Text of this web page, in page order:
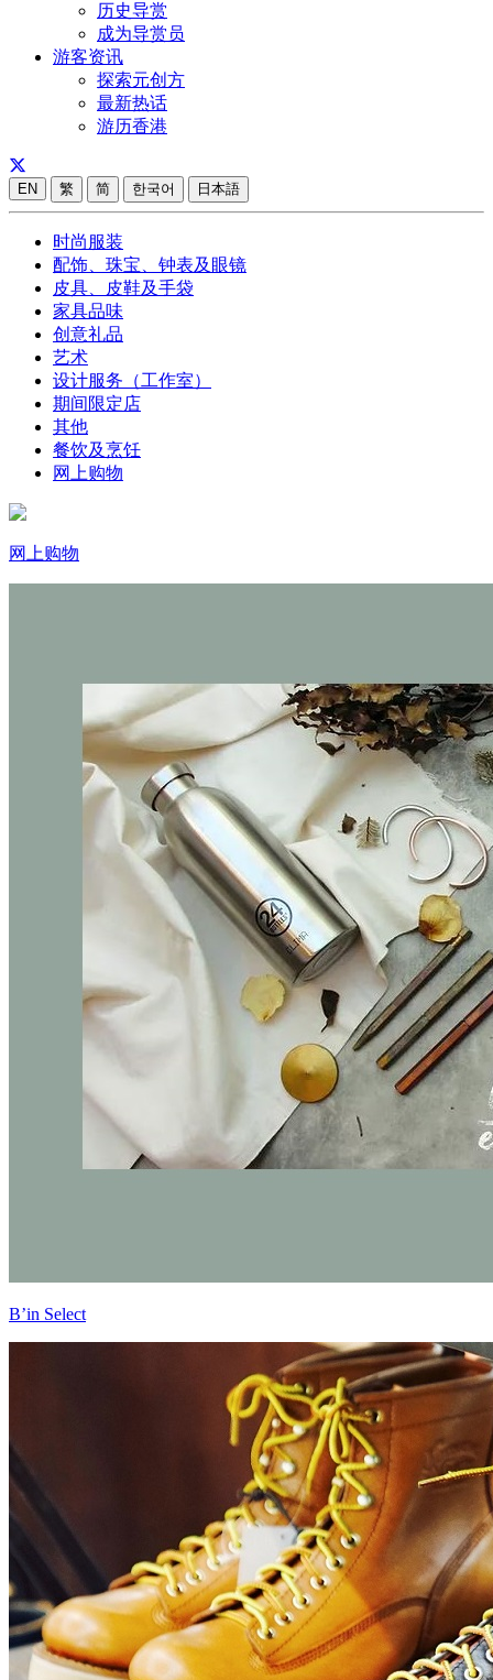
历史导赏
成为导赏员
游客资讯
探索元创方
最新热话
游历香港
EN 繁 简 한국어 日本語
时尚服装
配饰、珠宝、钟表及眼镜
皮具、皮鞋及手袋
家具品味
创意礼品
艺术
设计服务（工作室）
期间限定店
其他
餐饮及烹饪
网上购物
网上购物
B’in Select